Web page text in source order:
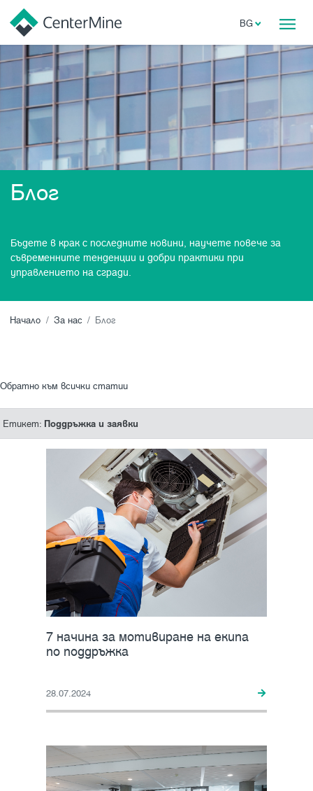
BG
Блог
Бъдете в крак с последните новини, научете повече за
съвременните тенденции и добри практики при
управлението на сгради.
Начало За нас Блог
Обратно към всички статии
Етикет: Поддръжка и заявки
7 начина за мотивиране на екипа
по поддръжка
28.07.2024